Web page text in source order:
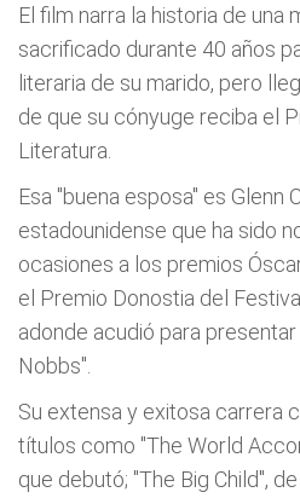
El film narra la historia de una
sacrificado durante 40 años
literaria de su marido, pero
de que su cónyuge reciba el
Literatura.
Esa "buena esposa" es Glenn
estadounidense que ha sido
ocasiones a los premios
el Premio Donostia del
adonde acudió para
Nobbs".
Su extensa y exitosa carrera
títulos como "The World
que debutó; "The Big Child",